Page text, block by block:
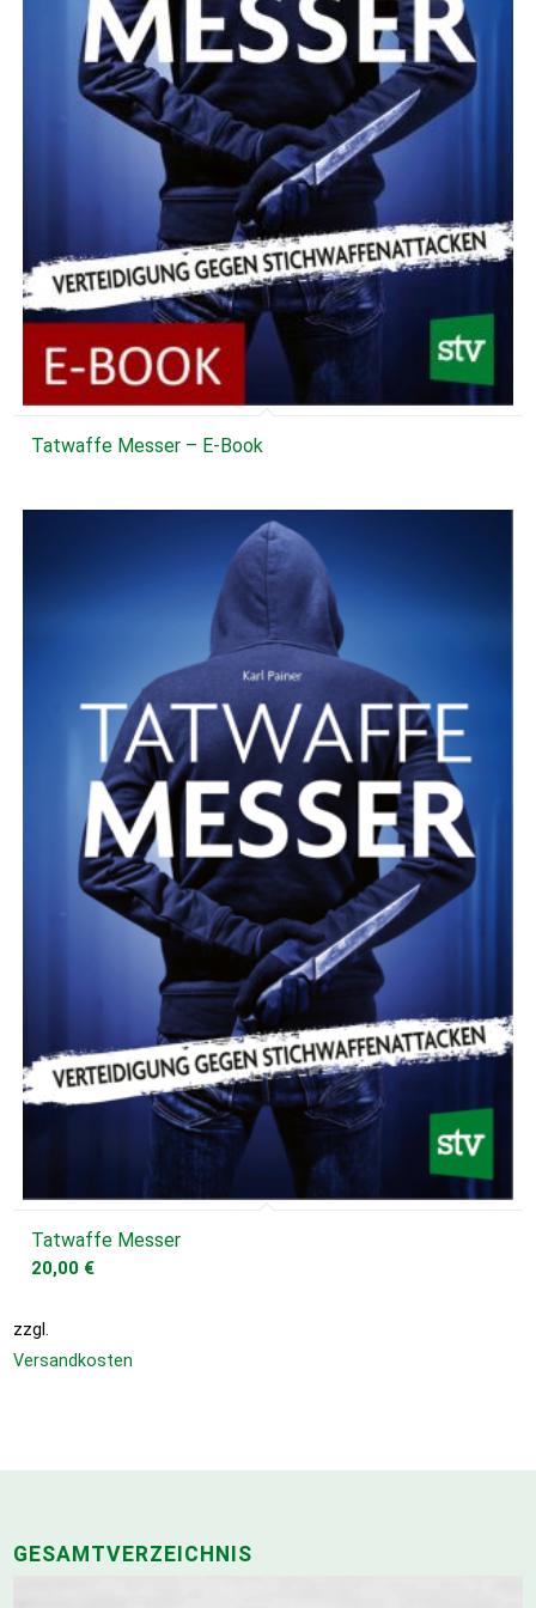
Tatwaffe Messer – E-Book
Tatwaffe Messer
20,00 €
zzgl.
Versandkosten
GESAMTVERZEICHNIS